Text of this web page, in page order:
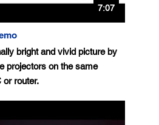
7:07
bright and vivid picture by
projectors on the same
or router.